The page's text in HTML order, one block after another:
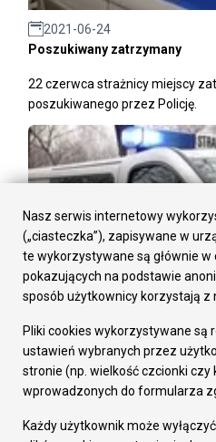
2021-06-24
Poszukiwany zatrzymany
22 czerwca strażnicy miejscy
poszukiwanego przez Policję.
2021-05-21
Interwencja i reanimacja
20 maja 2021 r. strażnicy
Nasz serwis internetowy
(„ciasteczka”), zapisywane w
te wykorzystywane są głównie
pokazujących na podstawie
sposób użytkownicy korzystają z
Pliki cookies wykorzystywane są
ustawień wybranych przez
stronie (np. wielkość czcionki
wprowadzonych do formularza
Każdy użytkownik może